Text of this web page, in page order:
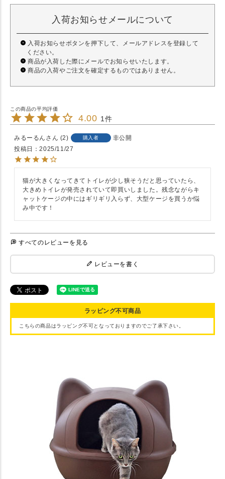
入荷お知らせメールについて
入荷お知らせボタンを押下して、メールアドレスを登録して
ください。
商品が入荷した際にメールでお知らせいたします。
商品の入荷やご注文を確定するものではありません。
4.00 1
みるーるん 2 購入者
非公開
投稿日
2025/11/27
猫が大きくなってきてトイレが少し狭そうだと思っていたら、
大きめトイレが発売されていて即買いしました。残念ながらキ
ャットケージの中にはギリギリ入らず、大型ケージを買うか悩
み中です！
すべてのレビューを見る
レビューを書く
ラッピング不可商品
こちらの商品はラッピング不可となっておりますのでご了承下さい。